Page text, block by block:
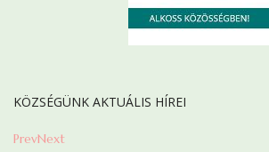
KÖZSÉGÜNK AKTUÁLIS HÍREI
PrevNext